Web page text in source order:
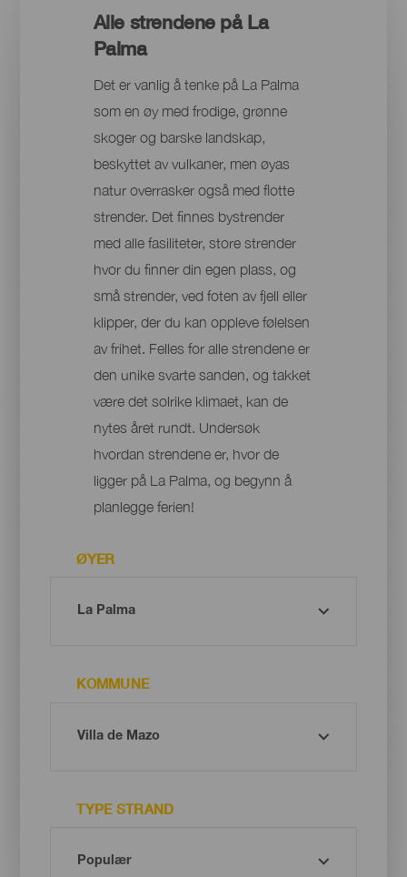
Alle strendene på La
Palma
Det er vanlig å tenke på La Palma
som en øy med frodige, grønne
skoger og barske landskap,
beskyttet av vulkaner, men øyas
natur overrasker også med flotte
strender. Det finnes bystrender
med alle fasiliteter, store strender
hvor du finner din egen plass, og
små strender, ved foten av fjell eller
klipper, der du kan oppleve følelsen
av frihet. Felles for alle strendene er
den unike svarte sanden, og takket
være det solrike klimaet, kan de
nytes året rundt. Undersøk
hvordan strendene er, hvor de
ligger på La Palma, og begynn å
planlegge ferien!
ØYER
KOMMUNE
TYPE STRAND